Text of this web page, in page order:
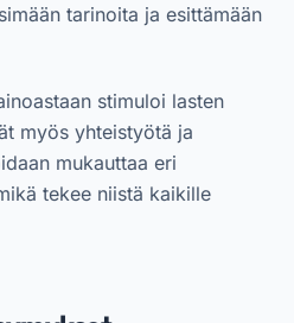
tarinoita ja esittämään
stimuloi lasten
myös yhteistyötä ja
mukauttaa eri
tekee niistä kaikille